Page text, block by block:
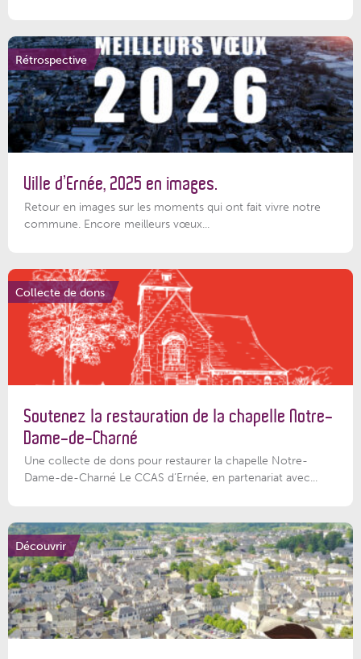
Rétrospective
Ville d’Ernée, 2025 en images.
Retour en images sur les moments qui ont fait vivre notre
commune. Encore meilleurs vœux...
Collecte de dons
Soutenez la restauration de la chapelle Notre-
Dame-de-Charné
Une collecte de dons pour restaurer la chapelle Notre-
Dame-de-Charné Le CCAS d’Ernée, en partenariat avec...
Découvrir